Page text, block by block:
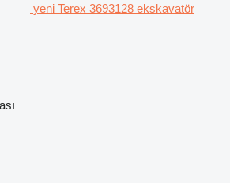
yeni Terex 3693128 ekskavatör